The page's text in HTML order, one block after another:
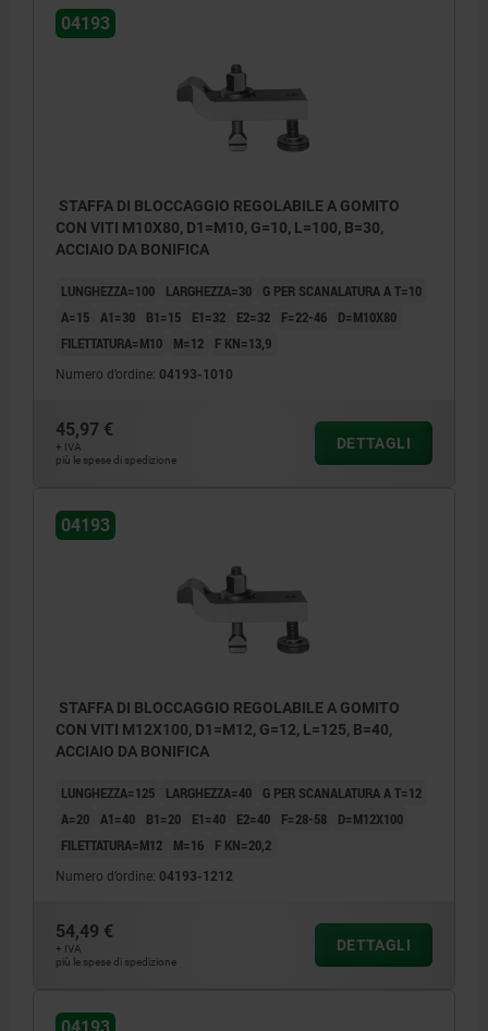
04193
STAFFA DI BLOCCAGGIO REGOLABILE A GOMITO
CON VITI M10X80, D1=M10, G=10, L=100, B=30,
ACCIAIO DA BONIFICA
LUNGHEZZA=100 LARGHEZZA=30
G PER SCANALATURA A T=10
A=15 A1=30 B1=15 E1=32 E2=32 F=22-46
D=M10X80
FILETTATURA=M10
M=12 F KN=13,9
Numero d’ordine: 04193-1010
45,97 €
+ IVA
più le spese di spedizione
DETTAGLI
04193
STAFFA DI BLOCCAGGIO REGOLABILE A GOMITO
CON VITI M12X100, D1=M12, G=12, L=125, B=40,
ACCIAIO DA BONIFICA
LUNGHEZZA=125 LARGHEZZA=40
G PER SCANALATURA A T=12
A=20 A1=40 B1=20 E1=40 E2=40 F=28-58
D=M12X100
FILETTATURA=M12
M=16 F KN=20,2
Numero d’ordine: 04193-1212
54,49 €
+ IVA
più le spese di spedizione
DETTAGLI